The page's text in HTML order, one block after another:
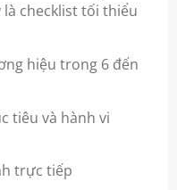
checklist tối thiểu
hiệu trong 6 đến
tiêu và hành vi
trực tiếp